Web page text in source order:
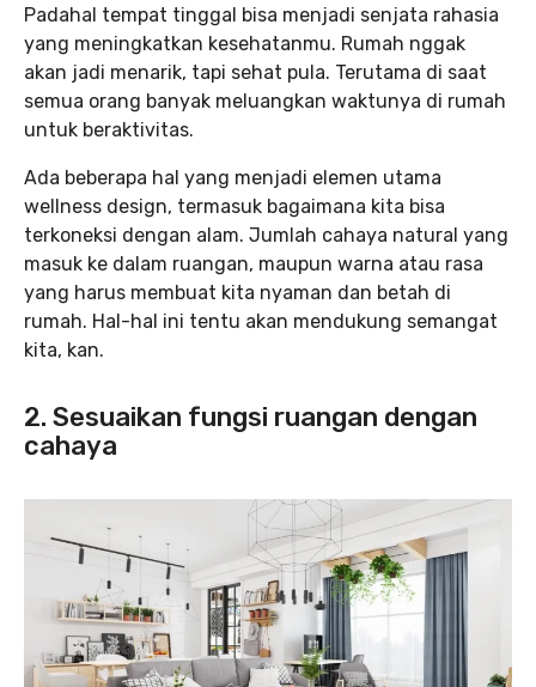
Padahal tempat tinggal bisa menjadi senjata rahasia
yang meningkatkan kesehatanmu. Rumah nggak
akan jadi menarik, tapi sehat pula. Terutama di saat
semua orang banyak meluangkan waktunya di rumah
untuk beraktivitas.
Ada beberapa hal yang menjadi elemen utama
wellness design, termasuk bagaimana kita bisa
terkoneksi dengan alam. Jumlah cahaya natural yang
masuk ke dalam ruangan, maupun warna atau rasa
yang harus membuat kita nyaman dan betah di
rumah. Hal-hal ini tentu akan mendukung semangat
kita, kan.
2. Sesuaikan fungsi ruangan dengan
cahaya